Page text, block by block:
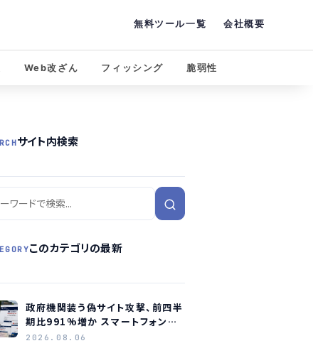
無料ツール一覧 会社概要
Web改ざん フィッシング 脆弱性
サイト内検索
このカテゴリの最新
政府機関装う偽サイト攻撃、前四半
期比991%増か スマートフォン狙
うフィッシング詐欺に警鐘
2026.08.06